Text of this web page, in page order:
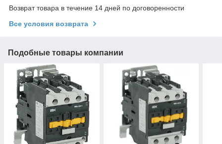
Возврат товара в течение 14 дней по договоренности
Все условия возврата
Подобные товары компании